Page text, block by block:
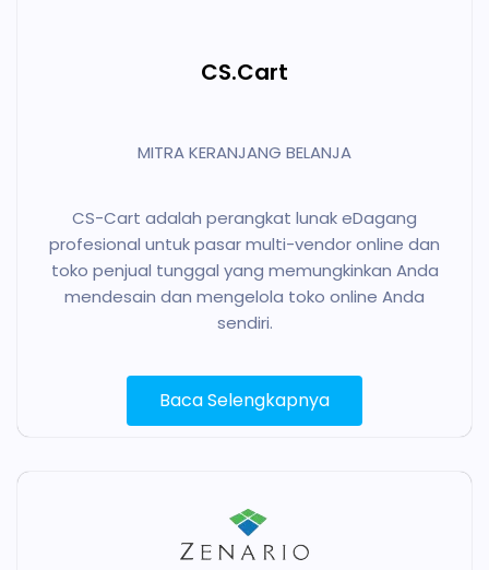
CS.Cart
MITRA KERANJANG BELANJA
CS-Cart adalah perangkat lunak eDagang
profesional untuk pasar multi-vendor online dan
toko penjual tunggal yang memungkinkan Anda
mendesain dan mengelola toko online Anda
sendiri.
Baca Selengkapnya